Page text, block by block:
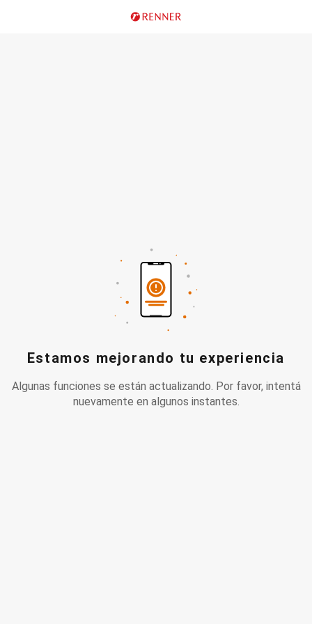
Estamos mejorando tu experiencia
Algunas funciones se están actualizando. Por favor, intentá
nuevamente en algunos instantes.